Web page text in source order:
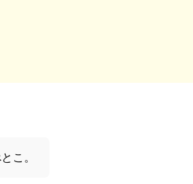
こ。